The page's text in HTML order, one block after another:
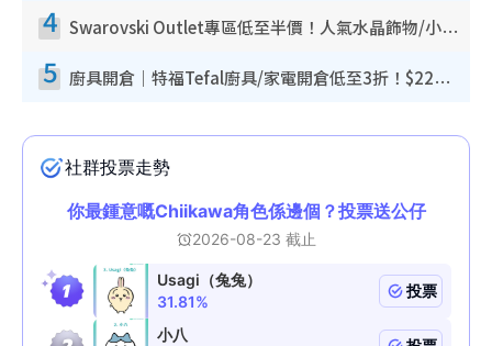
4 Swarovski Outlet專區低至半價！人氣水晶飾物/小擺設$138起！迪士尼款/水晶高跟鞋都有平
5 廚具開倉｜特福Tefal廚具/家電開倉低至3折！$220起買平底鍋/炒鑊/湯煲！電飯煲/吸塵機/燙斗$418起